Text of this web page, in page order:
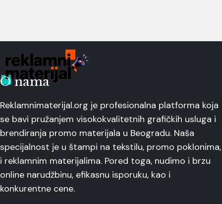
O nama
Reklamnimaterijal.org je profesionalna platforma koja
se bavi pružanjem visokokvalitetnih grafičkih usluga i
brendiranja promo materijala u Beogradu. Naša
specijalnost je u štampi na tekstilu, promo poklonima,
i reklamnim materijalima. Pored toga, nudimo i brzu
online narudžbinu, efikasnu isporuku, kao i
konkurentne cene.